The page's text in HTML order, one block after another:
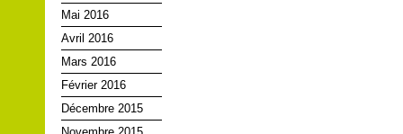
Mai 2016
Avril 2016
Mars 2016
Février 2016
Décembre 2015